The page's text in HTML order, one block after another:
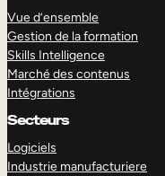
Vue d’ensemble
Gestion de la formation
Skills Intelligence
Marché des contenus
Intégrations
Secteurs
Logiciels
Industrie manufacturiere